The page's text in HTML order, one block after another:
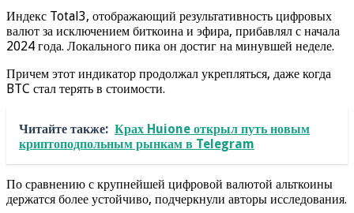
Индекс Total3, отображающий результативность цифровых
валют за исключением биткоина и эфира, прибавлял с начала
2024 года. Локального пика он достиг на минувшей неделе.
Причем этот индикатор продолжал укрепляться, даже когда
BTC стал терять в стоимости.
Читайте также: Крах Huione открыл путь новым
криптоподпольным рынкам в Telegram
По сравнению с крупнейшей цифровой валютой альткоины
держатся более устойчиво, подчеркнули авторы исследования.